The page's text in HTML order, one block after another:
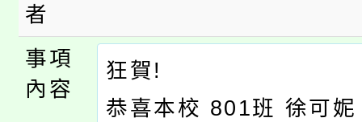
者
事項
內容
狂賀!
恭喜本校 801班 徐可